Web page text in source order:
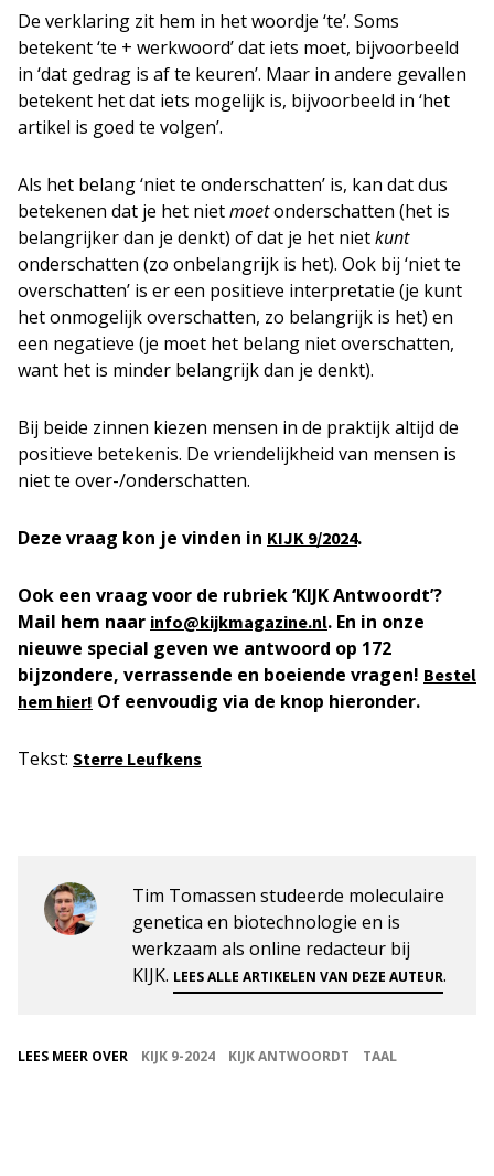
De verklaring zit hem in het woordje ‘te’. Soms
betekent ‘te + werkwoord’ dat iets moet, bijvoorbeeld
in ‘dat gedrag is af te keuren’. Maar in andere gevallen
betekent het dat iets mogelijk is, bijvoorbeeld in ‘het
artikel is goed te volgen’.
Als het belang ‘niet te onderschatten’ is, kan dat dus
betekenen dat je het nietmoetonderschatten (het is
belangrijker dan je denkt) of dat je het nietkunt
onderschatten (zo onbelangrijk is het). Ook bij ‘niet te
overschatten’ is er een positieve interpretatie (je kunt
het onmogelijk overschatten, zo belangrijk is het) en
een negatieve (je moet het belang niet overschatten,
want het is minder belangrijk dan je denkt).
Bij beide zinnen kiezen mensen in de praktijk altijd de
positieve betekenis. De vriendelijkheid van mensen is
niet te over-/onderschatten.
Deze vraag kon je vinden in KIJK 9/2024.
Ook een vraag voor de rubriek ‘KIJK Antwoordt’?
Mail hem naar info@kijkmagazine.nl. En in onze
nieuwe special geven we antwoord op 172
bijzondere, verrassende en boeiende vragen! Bestel
hem hier! Of eenvoudig via de knop hieronder.
Tekst: Sterre Leufkens
Tim Tomassen studeerde moleculaire
genetica en biotechnologie en is
werkzaam als online redacteur bij
KIJK. LEES ALLE ARTIKELEN VAN DEZE AUTEUR.
LEES MEER OVER KIJK 9-2024 KIJK ANTWOORDT TAAL